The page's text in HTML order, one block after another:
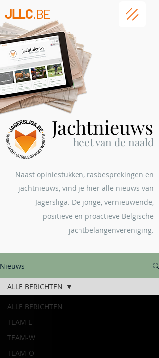
JLLC.BE
Jachtnieuws
Naast opiniestukken, rasbesprekingen en
jachtnieuws, vind je hier alle nieuws van
Jagersliga. De jonge, vernieuwende,
positieve en proactieve Belgische
jachtbelangenvereniging.
heetvan de naald
Nieuws
ALLE BERICHTEN
TEAM L
TEAM-W
TEAM-O
ALLE BERICHTEN